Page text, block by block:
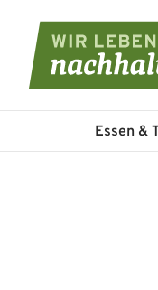
Essen &